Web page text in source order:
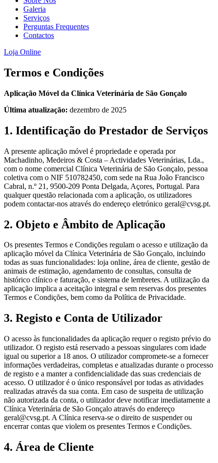
Galeria
Serviços
Perguntas Frequentes
Contactos
Loja Online
Termos e Condições
Aplicação Móvel da Clínica Veterinária de São Gonçalo
Última atualização: dezembro de 2025
1. Identificação do Prestador de Serviços
A presente aplicação móvel é propriedade e operada por
Machadinho, Medeiros & Costa – Actividades Veterinárias, Lda.,
com o nome comercial Clínica Veterinária de São Gonçalo, pessoa
coletiva com o NIF 510782450, com sede na Rua João Francisco
Cabral, n.º 21, 9500-209 Ponta Delgada, Açores, Portugal. Para
qualquer questão relacionada com a aplicação, os utilizadores
podem contactar-nos através do endereço eletrónico geral@cvsg.pt.
2. Objeto e Âmbito de Aplicação
Os presentes Termos e Condições regulam o acesso e utilização da
aplicação móvel da Clínica Veterinária de São Gonçalo, incluindo
todas as suas funcionalidades: loja online, área de cliente, gestão de
animais de estimação, agendamento de consultas, consulta de
histórico clínico e faturação, e sistema de lembretes. A utilização da
aplicação implica a aceitação integral e sem reservas dos presentes
Termos e Condições, bem como da Política de Privacidade.
3. Registo e Conta de Utilizador
O acesso às funcionalidades da aplicação requer o registo prévio do
utilizador. O registo está reservado a pessoas singulares com idade
igual ou superior a 18 anos. O utilizador compromete-se a fornecer
informações verdadeiras, completas e atualizadas durante o processo
de registo e a manter a confidencialidade das suas credenciais de
acesso. O utilizador é o único responsável por todas as atividades
realizadas através da sua conta. Em caso de suspeita de utilização
não autorizada da conta, o utilizador deve notificar imediatamente a
Clínica Veterinária de São Gonçalo através do endereço
geral@cvsg.pt. A Clínica reserva-se o direito de suspender ou
encerrar contas que violem os presentes Termos e Condições.
4. Área de Cliente
aumenta a
probabilidade
de ver
conteúdo e
ofertas